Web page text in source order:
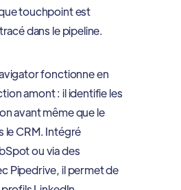
touchpoint est
dans le pipeline.
fonctionne en
amont : il identifie les
avant même que le
le CRM. Intégré
ou via des
Pipedrive, il permet de